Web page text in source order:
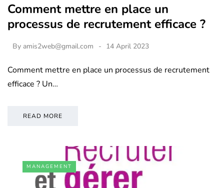
Comment mettre en place un
processus de recrutement efficace ?
By amis2web@gmail.com 14 April 2023
Comment mettre en place un processus de recrutement
efficace ? Un…
READ MORE
MANAGEMENT